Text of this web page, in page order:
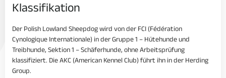
Klassifikation
Der Polish Lowland Sheepdog wird von der FCI (Fédération
Cynologique Internationale) in der Gruppe 1 – Hütehunde und
Treibhunde, Sektion 1 – Schäferhunde, ohne Arbeitsprüfung
klassifiziert. Die AKC (American Kennel Club) führt ihn in der Herding
Group.